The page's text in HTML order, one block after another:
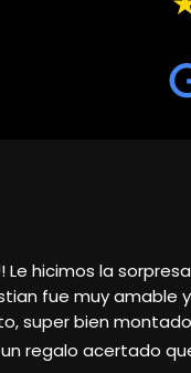
el trato
y rápida, sin duda
al máximo